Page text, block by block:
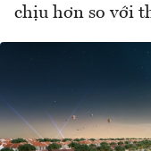
chịu hơn so với